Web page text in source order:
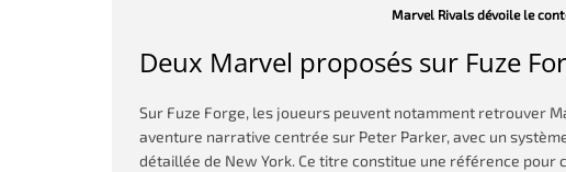
Marvel Rivals dévoile le
Deux Marvel proposés sur Fuze
Sur Fuze Forge, les joueurs peuvent notamment retrouver
aventure narrative centrée sur Peter Parker, avec un
détaillée de New York. Ce titre constitue une référence